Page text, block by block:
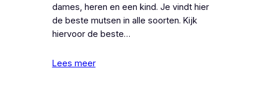
dames, heren en een kind. Je vindt hier
de beste mutsen in alle soorten. Kijk
hiervoor de beste…
Lees meer